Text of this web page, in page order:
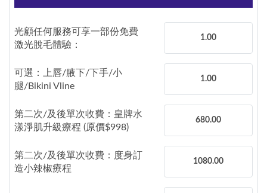
光顧任何服務可享一部份免費
激光脫毛體驗：
1.00
可選：上唇/腋下/下手/小
腿/Bikini Vline
1.00
第二次/及後單次收費：皇牌水
漾淨肌升級療程 (原價$998)
680.00
第二次/及後單次收費：度身訂
造小辣椒療程
1080.00